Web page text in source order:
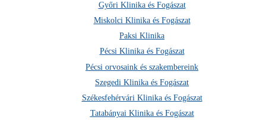
Győri Klinika és Fogászat
Miskolci Klinika és Fogászat
Paksi Klinika
Pécsi Klinika és Fogászat
Pécsi orvosaink és szakembereink
Szegedi Klinika és Fogászat
Székesfehérvári Klinika és Fogászat
Tatabányai Klinika és Fogászat